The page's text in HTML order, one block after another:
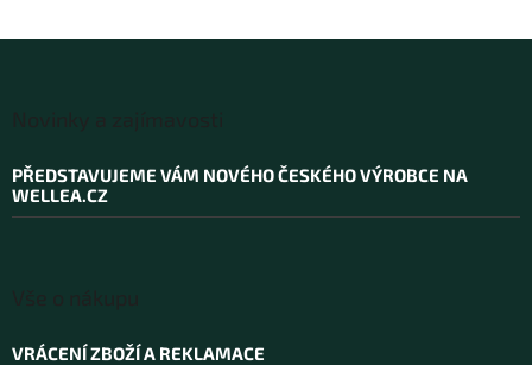
PŘEDSTAVUJEME VÁM NOVÉHO ČESKÉHO VÝROBCE NA
WELLEA.CZ
VRÁCENÍ ZBOŽÍ A REKLAMACE